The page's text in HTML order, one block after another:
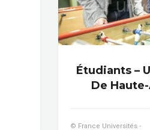
Étudiants –
De
© France Universités -